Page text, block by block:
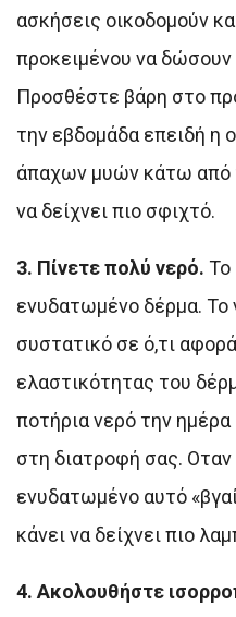
ασκήσεις οικοδομούν
προκειμένου να
Προσθέστε βάρη στο
την εβδομάδα επειδή η
άπαχων μυών κάτω από
να δείχνει πιο σφιχτό.
3. Πίνετε πολύ νερό. Το
ενυδατωμένο δέρμα. Το
συστατικό σε ό,τι
ελαστικότητας του
ποτήρια νερό την
στη διατροφή σας. Οταν
ενυδατωμένο αυτό
κάνει να δείχνει πιο
4. Ακολουθήστε